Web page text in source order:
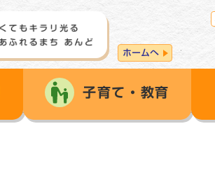
ホームへ
子育て・教育